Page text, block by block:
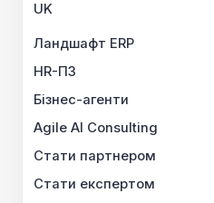
UK
Ландшафт ERP
HR-ПЗ
Бізнес-агенти
Agile AI Consulting
Стати партнером
Стати експертом